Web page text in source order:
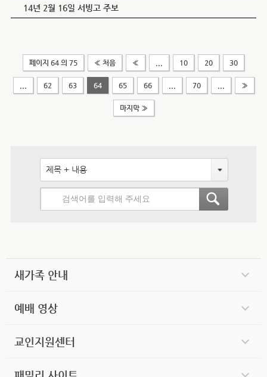
14년 2월 16일 서빙고 주보
페이지 64 의 75 « 처음 « 10 20 30
62 63 64 65 66 70 »
마지막 »
제목 + 내용
새가족 안내
예배 영상
교인지원센터